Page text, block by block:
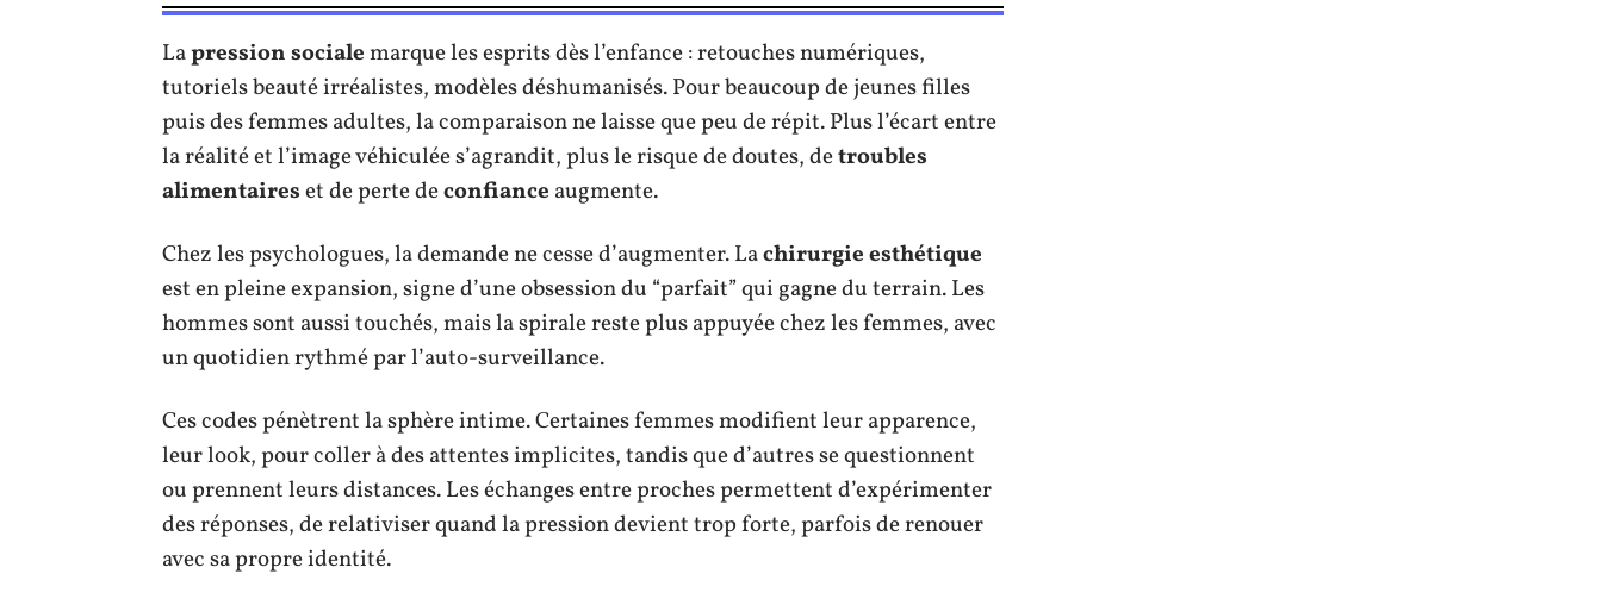
Lapression socialemarque les esprits dès l’enfance : retouches numériques,
tutoriels beauté irréalistes, modèles déshumanisés. Pour beaucoup de jeunes filles
puis des femmes adultes, la comparaison ne laisse que peu de répit. Plus l’écart entre
la réalité et l’image véhiculée s’agrandit, plus le risque de doutes, detroubles
alimentaireset de perte deconfiance augmente.
Chez les psychologues, la demande ne cesse d’augmenter. Lachirurgie esthétique
est en pleine expansion, signe d’une obsession du “parfait” qui gagne du terrain. Les
hommes sont aussi touchés, mais la spirale reste plus appuyée chez les femmes, avec
un quotidien rythmé par l’auto-surveillance.
Ces codes pénètrent la sphère intime. Certaines femmes modifient leur apparence,
leur look, pour coller à des attentes implicites, tandis que d’autres se questionnent
ou prennent leurs distances. Les échanges entre proches permettent d’expérimenter
des réponses, de relativiser quand la pression devient trop forte, parfois de renouer
avec sa propre identité.